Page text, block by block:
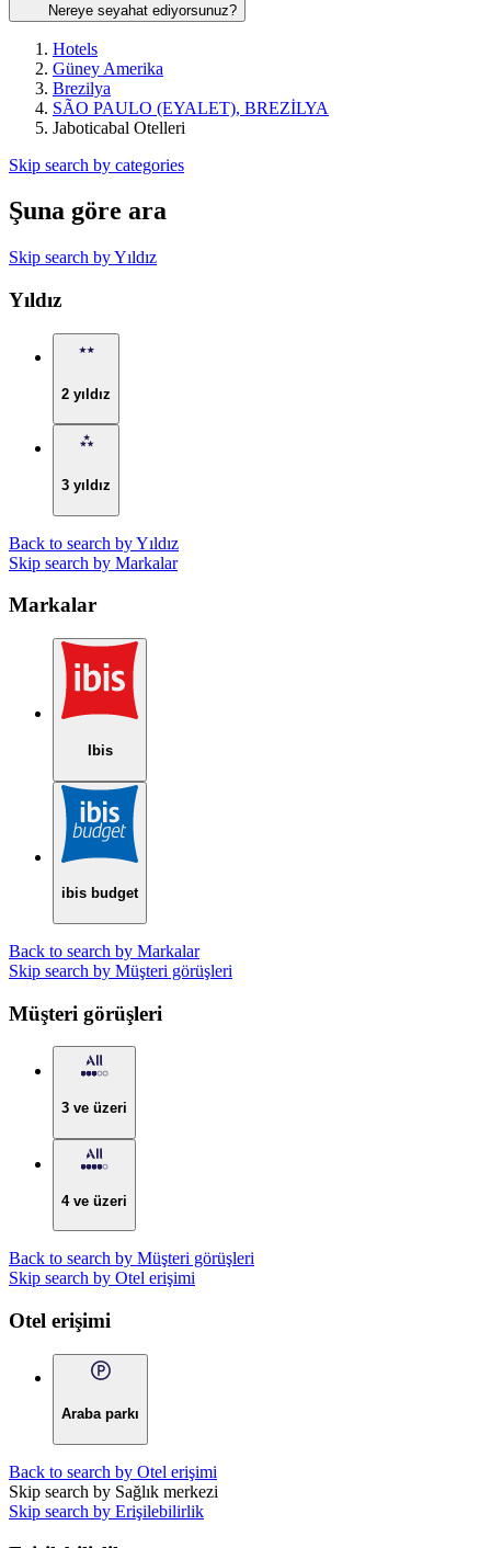
Nereye seyahat ediyorsunuz?
Hotels
Güney Amerika
Brezilya
SÃO PAULO (EYALET), BREZİLYA
Jaboticabal Otelleri
Skip search by categories
Şuna göre ara
Skip search by Yıldız
Yıldız
2 yıldız
3 yıldız
Back to search by Yıldız
Skip search by Markalar
Markalar
Ibis
ibis budget
Back to search by Markalar
Skip search by Müşteri görüşleri
Müşteri görüşleri
3 ve üzeri
4 ve üzeri
Back to search by Müşteri görüşleri
Skip search by Otel erişimi
Otel erişimi
Araba parkı
Back to search by Otel erişimi
Skip search by Sağlık merkezi
Skip search by Erişilebilirlik